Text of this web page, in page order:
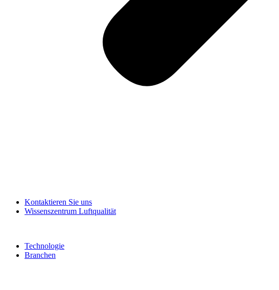
Kontaktieren Sie uns
Wissenszentrum Luftqualität
Technologie
Branchen